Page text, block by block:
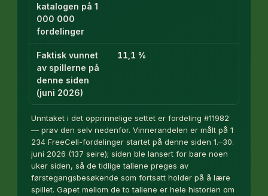
katalogen på 1
000 000
fordelinger
Faktisk vunnet
av spillerne på
denne siden
(juni 2026)
11,1 %
Unntaket i det opprinnelige settet er fordeling #11982
— prøv den selv nedenfor. Vinnerandelen er målt på 1
234 FreeCell-fordelinger startet på denne siden 1.–30.
juni 2026 (137 seire); siden ble lansert for bare noen
uker siden, så de tidlige tallene preges av
førstegangsbesøkende som fortsatt holder på å lære
spillet. Gapet mellom de to tallene er hele historien om